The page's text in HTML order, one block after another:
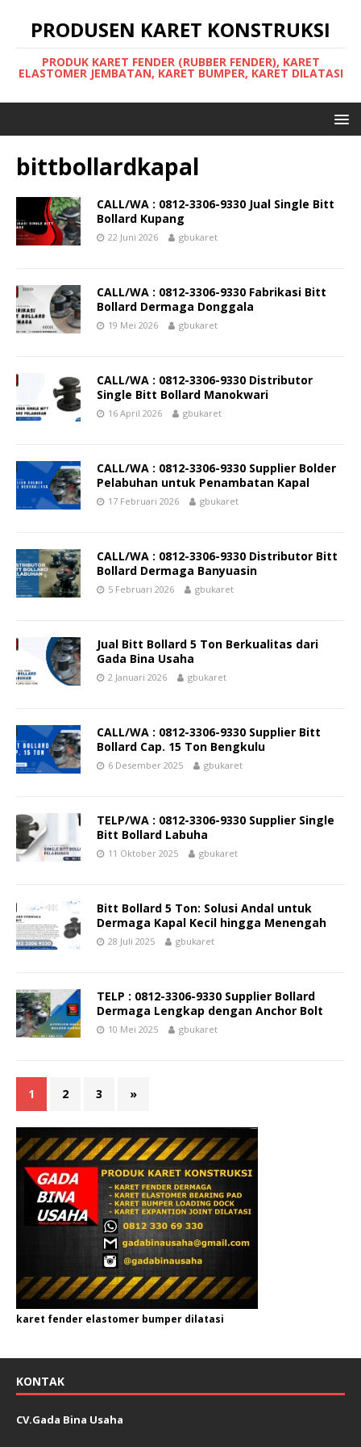
PRODUSEN KARET KONSTRUKSI
PRODUK KARET FENDER (RUBBER FENDER), KARET
ELASTOMER JEMBATAN, KARET BUMPER, KARET DILATASI
bittbollardkapal
CALL/WA : 0812-3306-9330 Jual Single Bitt
Bollard Kupang
22 Juni 2026 gbukaret
CALL/WA : 0812-3306-9330 Fabrikasi Bitt
Bollard Dermaga Donggala
19 Mei 2026 gbukaret
CALL/WA : 0812-3306-9330 Distributor
Single Bitt Bollard Manokwari
16 April 2026 gbukaret
CALL/WA : 0812-3306-9330 Supplier Bolder
Pelabuhan untuk Penambatan Kapal
17 Februari 2026 gbukaret
CALL/WA : 0812-3306-9330 Distributor Bitt
Bollard Dermaga Banyuasin
5 Februari 2026 gbukaret
Jual Bitt Bollard 5 Ton Berkualitas dari
Gada Bina Usaha
2 Januari 2026 gbukaret
CALL/WA : 0812-3306-9330 Supplier Bitt
Bollard Cap. 15 Ton Bengkulu
6 Desember 2025 gbukaret
TELP/WA : 0812-3306-9330 Supplier Single
Bitt Bollard Labuha
11 Oktober 2025 gbukaret
Bitt Bollard 5 Ton: Solusi Andal untuk
Dermaga Kapal Kecil hingga Menengah
28 Juli 2025 gbukaret
TELP : 0812-3306-9330 Supplier Bollard
Dermaga Lengkap dengan Anchor Bolt
10 Mei 2025 gbukaret
1 2 3 »
karet fender elastomer bumper dilatasi
KONTAK
CV.Gada Bina Usaha